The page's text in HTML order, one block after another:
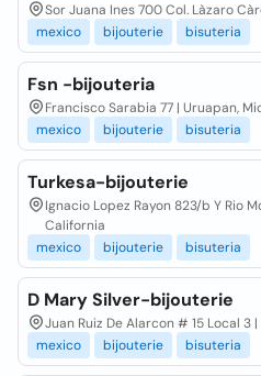
Sor Juana Ines 700 Col. Làzaro
mexico
bijouterie bisuteria
Fsn -bijouteria
Francisco Sarabia 77 | Uruapan,
mexico
bijouterie bisuteria
Turkesa-bijouterie
Ignacio Lopez Rayon 823/b Y Rio
California
mexico
bijouterie bisuteria
D Mary Silver-bijouterie
Juan Ruiz De Alarcon # 15 Local 3
mexico
bijouterie bisuteria